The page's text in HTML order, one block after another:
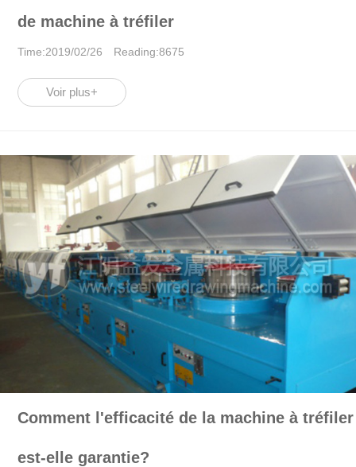
de machine à tréfiler
Time:2019/02/26 Reading:8675
Voir plus+
Comment l'efficacité de la machine à tréfiler
est-elle garantie?